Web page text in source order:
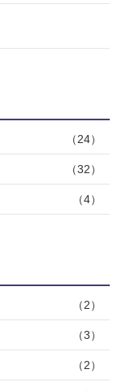
（24）
（32）
（4）
（2）
（3）
（2）